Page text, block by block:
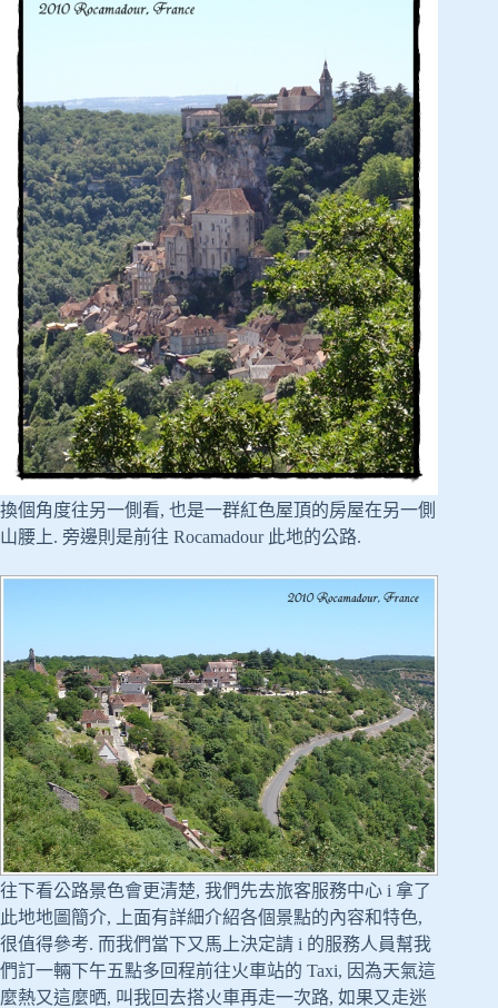
換個角度往另一側看, 也是一群紅色屋頂的房屋在另一側
山腰上. 旁邊則是前往 Rocamadour 此地的公路.
往下看公路景色會更清楚, 我們先去旅客服務中心 i 拿了
此地地圖簡介, 上面有詳細介紹各個景點的內容和特色,
很值得參考. 而我們當下又馬上決定請 i 的服務人員幫我
們訂一輛下午五點多回程前往火車站的 Taxi, 因為天氣這
麼熱又這麼晒, 叫我回去搭火車再走一次路, 如果又走迷